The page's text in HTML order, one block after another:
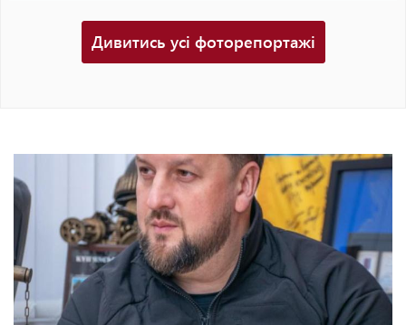
Дивитись усі фоторепортажі